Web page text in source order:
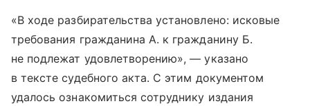
«В ходе разбирательства установлено: исковые
требования гражданина А. к гражданину Б.
не подлежат удовлетворению», — указано
в тексте судебного акта. С этим документом
удалось ознакомиться сотруднику издания